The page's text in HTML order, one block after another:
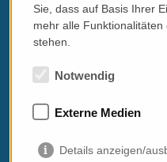
Sie, dass auf Basis Ihrer
mehr alle
stehen.
Notwendig
Externe Medien
Details anzeigen/